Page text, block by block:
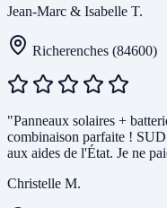
Jean-Marc & Isabelle T.
Richerenches (84600)
"Panneaux solaires +
combinaison parfaite !
aux aides de l'État. Je ne
Christelle M.